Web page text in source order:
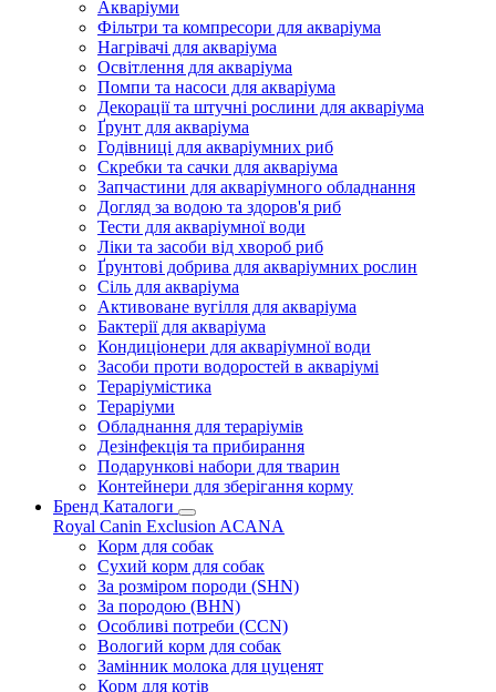
Акваріуми
Фільтри та компресори для акваріума
Нагрівачі для акваріума
Освітлення для акваріума
Помпи та насоси для акваріума
Декорації та штучні рослини для акваріума
Ґрунт для акваріума
Годівниці для акваріумних риб
Скребки та сачки для акваріума
Запчастини для акваріумного обладнання
Догляд за водою та здоров'я риб
Тести для акваріумної води
Ліки та засоби від хвороб риб
Ґрунтові добрива для акваріумних рослин
Сіль для акваріума
Активоване вугілля для акваріума
Бактерії для акваріума
Кондиціонери для акваріумної води
Засоби проти водоростей в акваріумі
Тераріумістика
Тераріуми
Обладнання для тераріумів
Дезінфекція та прибирання
Подарункові набори для тварин
Контейнери для зберігання корму
Бренд Каталоги
Royal Canin Exclusion ACANA
Корм для собак
Сухий корм для собак
За розміром породи (SHN)
За породою (BHN)
Особливі потреби (CCN)
Вологий корм для собак
Замінник молока для цуценят
Корм для котів